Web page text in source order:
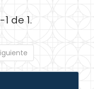
de 1.